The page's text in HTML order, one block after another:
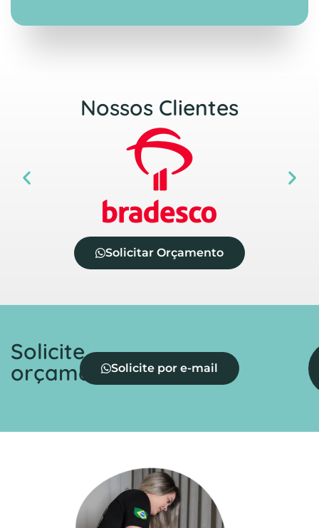
Nossos Clientes
Solicitar Orçamento
Solicite
orçamentoSolicite por e-mail